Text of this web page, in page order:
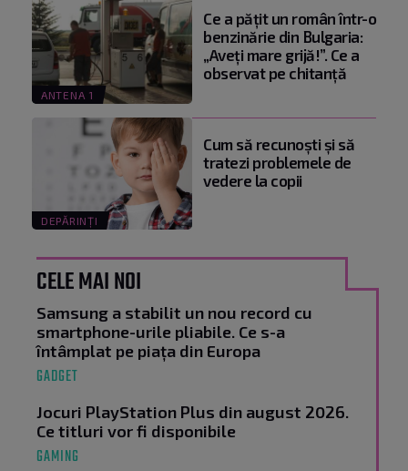
ANTENA 1
Ce a pățit un român într-o
benzinărie din Bulgaria:
„Aveți mare grijă!”. Ce a
observat pe chitanță
DEPĂRINȚI
Cum să recunoști și să
tratezi problemele de
vedere la copii
CELE MAI NOI
Samsung a stabilit un nou record cu
smartphone-urile pliabile. Ce s-a
întâmplat pe piața din Europa
GADGET
Jocuri PlayStation Plus din august 2026.
Ce titluri vor fi disponibile
GAMING